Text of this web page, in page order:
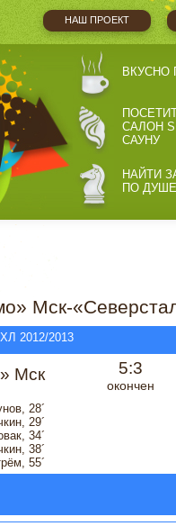
НАШ ПРОЕКТ
ВКУСНО
САЛОН
САУНУ
НАЙТИ
ПО ДУШЕ
Мск-
2012/2013
Мск 5:3
окончен
28´
29´
34´
38´
55´